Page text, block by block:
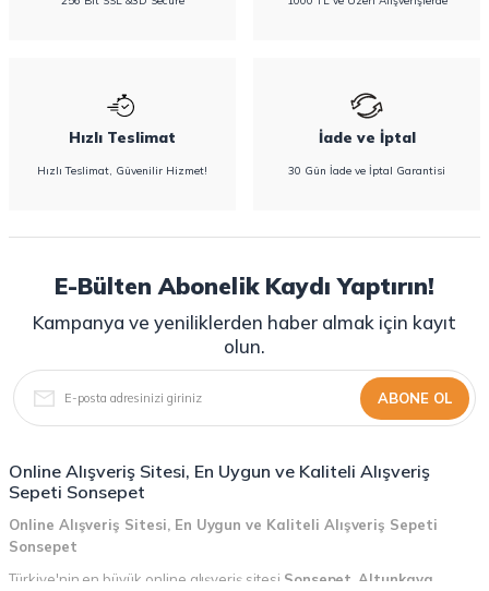
Hızlı Teslimat
Hızlı Teslimat, Güvenilir Hizmet!
İade ve İptal
30 Gün İade ve İptal Garantisi
E-Bülten Abonelik Kaydı Yaptırın!
Kampanya ve yeniliklerden haber almak için kayıt
olun.
ABONE OL
Online Alışveriş Sitesi, En Uygun ve Kaliteli Alışveriş
Sepeti Sonsepet
Online Alışveriş Sitesi, En Uygun ve Kaliteli Alışveriş Sepeti
Sonsepet
Türkiye'nin en büyük online alışveriş sitesi Sonsepet Altunkaya